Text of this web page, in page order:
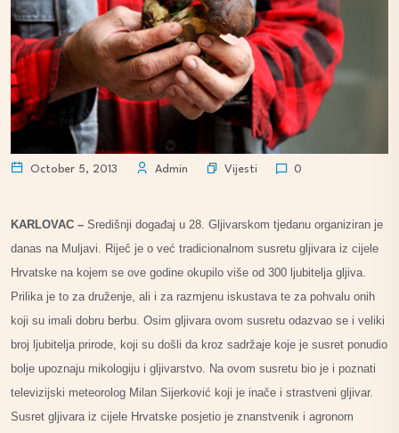
October 5, 2013 Admin Vijesti 0
KARLOVAC – Središnji događaj u 28. Gljivarskom tjedanu organiziran je
danas na Muljavi. Riječ je o već tradicionalnom susretu gljivara iz cijele
Hrvatske na kojem se ove godine okupilo više od 300 ljubitelja gljiva.
Prilika je to za druženje, ali i za razmjenu iskustava te za pohvalu onih
koji su imali dobru berbu. Osim gljivara ovom susretu odazvao se i veliki
broj ljubitelja prirode, koji su došli da kroz sadržaje koje je susret ponudio
bolje upoznaju mikologiju i gljivarstvo. Na ovom susretu bio je i poznati
televizijski meteorolog Milan Sijerković koji je inače i strastveni gljivar.
Susret gljivara iz cijele Hrvatske posjetio je znanstvenik i agronom